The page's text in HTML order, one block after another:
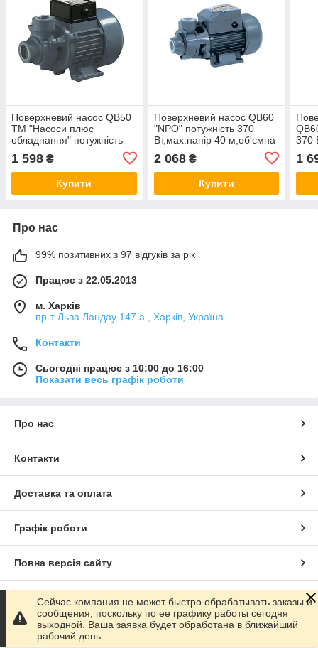
Поверхневий насос QB50
ТМ "Насоси плюс
обладнання" потужність
продуктивність 2 м3/
годину
1 598 ₴
Купити
Поверхневий насос QB60
"NPO" потужність 370
Вт,мах.напір 40 м,об'ємна
2 068₴
Купити
370
1
Про нас
99% позитивних з 97 відгуків за рік
Працює з 22.05.2013
м. Харків
пр-т Льва Ландау 147 а , Харків, Україна
Контакти
Сьогодні працює з 10:00 до 16:00
Показати весь графік роботи
Про нас
Контакти
Доставка та оплата
Графік роботи
Повна версія сайту
Сайт створено на маркетплейсі Prom.ua
Політика конфіденційності
Сейчас компания не может быстро обрабатывать заказы и
сообщения, поскольку по ее графику работы сегодня
выходной. Ваша заявка будет обработана в ближайший
рабочий день.